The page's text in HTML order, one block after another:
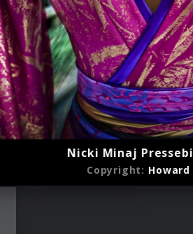
Nicki Minaj
Copyright:Howard